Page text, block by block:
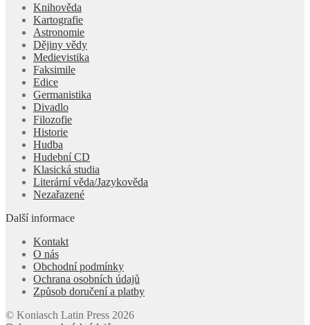
Knihověda
Kartografie
Astronomie
Dějiny vědy
Medievistika
Faksimile
Edice
Germanistika
Divadlo
Filozofie
Historie
Hudba
Hudební CD
Klasická studia
Literární věda/Jazykověda
Nezařazené
Další informace
Kontakt
O nás
Obchodní podmínky
Ochrana osobních údajů
Způsob doručení a platby
© Koniasch Latin Press 2026